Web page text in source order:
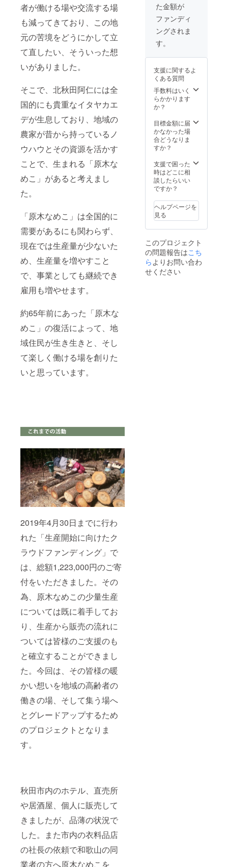
者が働ける場や交流する場
も減ってきており、この地
元の苦境をどうにかして立
て直したい、そういった想
いがありました。
そこで、北秋田阿仁には全
国的にも貴重なイタヤカエ
デが生息しており、地域の
農家が昔から持っているノ
ウハウとその資源を活かす
ことで、生まれる「原木な
めこ」があると考えまし
た。
「原木なめこ」は全国的に
需要があるにも関わらず、
現在では生産量が少ないた
め、生産量を増やすこと
で、事業としても継続でき
雇用も増やせます。
約65年前にあった「原木な
めこ」の復活によって、地
域住民が生き生きと、そし
て楽しく働ける場を創りた
いと思っています。
2019年4月30日までに行わ
れた「生産開始に向けたク
ラウドファンディング」で
は、総額1,223,000円のご寄
付をいただきました。その
為、原木なめこの少量生産
については既に着手してお
り、生産から販売の流れに
ついては皆様のご支援のも
と確立することができまし
た。今回は、その皆様の暖
かい想いを地域の高齢者の
働きの場、そして集う場へ
とグレードアップするため
のプロジェクトとなりま
す。
秋田市内のホテル、直売所
や居酒屋、個人に販売して
きましたが、品薄の状況で
した。また市内の衣料品店
の社長の依頼で和歌山の同
業者の方へ原木なめこを
た金額が
ファンディ
ングされま
す。
支援に関するよ
くある質問
手数料はいく
らかかります
か？
目標金額に届
かなかった場
合どうなりま
すか？
支援で困った
時はどこに相
談したらいい
ですか？
ヘルプページを
見る
このプロジェクト
の問題報告はこち
ら よりお問い合わ
せください